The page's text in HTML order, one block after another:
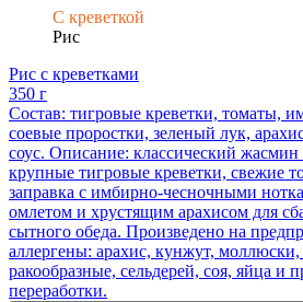
С креветкой
Рис
Рис с креветками
350 г
Состав: тигровые креветки, томаты,
соевые проростки, зеленый лук,
соус. Описание: классический жасмин
крупные тигровые креветки, свежие
заправка с имбирно-чесночными
омлетом и хрустящим арахисом для
сытного обеда. Произведено на
аллергены: арахис, кунжут,
ракообразные, сельдерей, соя, яйца и
переработки.